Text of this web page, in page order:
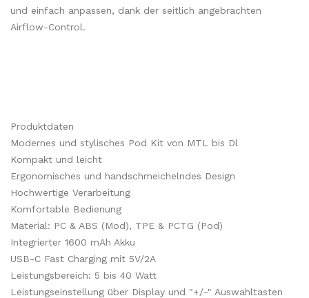
und einfach anpassen, dank der seitlich angebrachten
Airflow-Control.
Produktdaten
Modernes und stylisches Pod Kit von MTL bis Dl
Kompakt und leicht
Ergonomisches und handschmeichelndes Design
Hochwertige Verarbeitung
Komfortable Bedienung
Material: PC & ABS (Mod), TPE & PCTG (Pod)
Integrierter 1600 mAh Akku
USB-C Fast Charging mit 5V/2A
Leistungsbereich: 5 bis 40 Watt
Leistungseinstellung über Display und "+/-" Auswahltasten